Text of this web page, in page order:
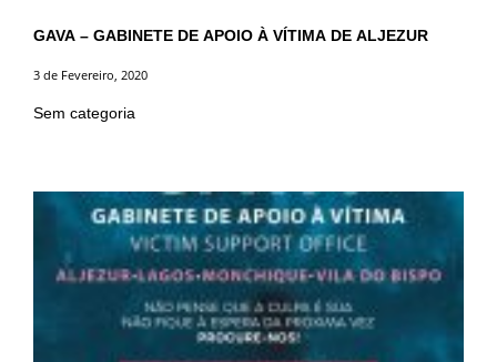
GAVA – GABINETE DE APOIO À VÍTIMA DE ALJEZUR
3 de Fevereiro, 2020
Sem categoria